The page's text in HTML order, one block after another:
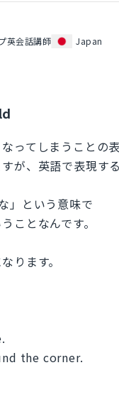
英会話講師
Japan
ってしまうことの
が、英語で表現す
」という意味で
ことなんです。
ります。
the corner.